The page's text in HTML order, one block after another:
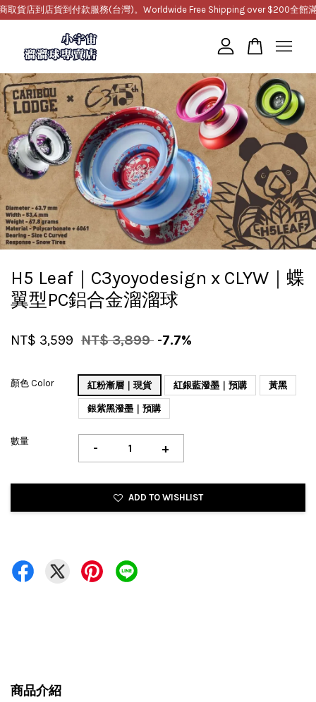
貨店到店貨到付款服務(台灣)。Worldwide Free Shipping over $200全館滿
H5 Leaf｜C3yoyodesign x CLYW｜蝶
翼型PC鋁合金溜溜球
NT$ 3,599 NT$ 3,899 -7.7%
顏色 Color 紅粉漸層｜現貨 紅銀藍潑墨｜預購 黃黑
銀紫黑潑墨｜預購
數量 - +
ADD TO WISHLIST
商品介紹
您的購物車目前還是空的。
繼續購物